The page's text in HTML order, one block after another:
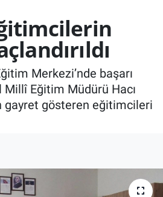
Merkezi’nde başarı
Millî Eğitim Müdürü Hacı
gayret gösteren eğitimcileri